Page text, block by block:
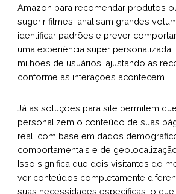
Amazon para recomendar produtos
sugerir filmes, analisam grandes
identificar padrões e prever
uma experiência super
milhões de usuários, ajustando as
conforme as interações acontecem.
Já as soluções para site permitem
personalizem o conteúdo de suas
real, com base em dados
comportamentais e de
Isso significa que dois visitantes do
ver conteúdos completamente
suas necessidades específicas, o que